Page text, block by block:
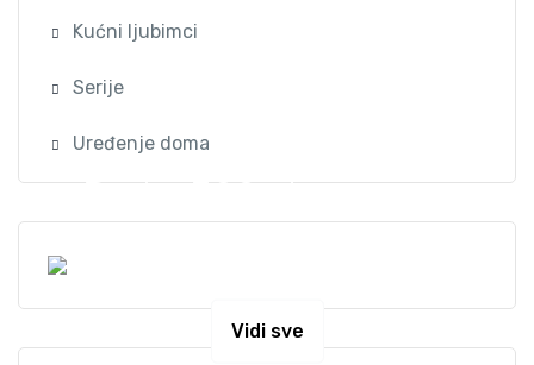
Kućni ljubimci
Serije
Uređenje doma
Preko 300 stanova na
Vidi sve